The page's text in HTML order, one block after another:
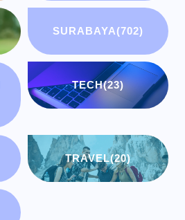
SURABAYA(702)
TECH(23)
TRAVEL(20)